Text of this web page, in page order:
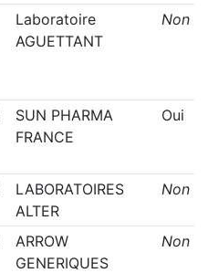
Laboratoire
AGUETTANT
Non
SUN PHARMA
FRANCE
Oui
LABORATOIRES
ALTER
Non
ARROW
GENERIQUES
Non